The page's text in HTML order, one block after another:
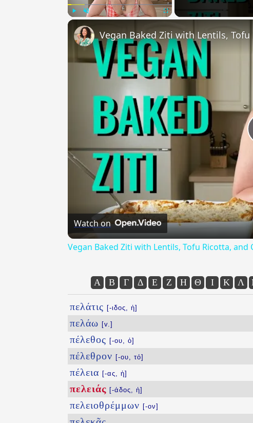
Vegan Baked Ziti with Lentils,
Watch on
Vegan Baked Ziti with Lentils, Tofu Ricotta, and
Α Β Γ Δ Ε Ζ Η Θ Ι Κ Λ
πελάτις [-ιδος, ἡ]
πελάω [v.]
πέλεθος [-ου, ὁ]
πέλεθρον [-ου, τό]
πέλεια [-ας, ἡ]
πελειάς [-άδος, ἡ]
πελειοθρέμμων [-ον]